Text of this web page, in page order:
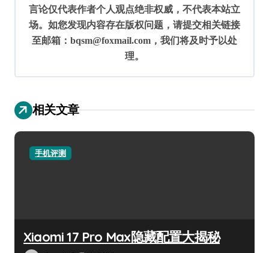
言论仅代表作者个人观点绝非权威，不代表本站立
场。如您发现内容存在版权问题，请提交相关链接
至邮箱：bqsm@foxmail.com，我们将及时予以处
理。
相关文章
手机评测
Xiaomi 17 Pro Max隐藏配置大揭秘